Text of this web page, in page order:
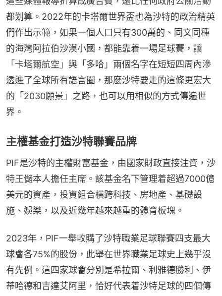
都划算。2022年的卡塔爾世界盃也為沙特的政治精英
們作出示範，如果一個人口只有300萬的、同文同種
的海灣阿拉伯沙漠小國，都能靠着一場足球賽，讓
「卡塔爾航空」與「多哈」兩個名字在短短四周內滲
透進了全球所有語言圈，那麼沙特要走的這條更宏大
的「2030願景」之路，也可以用相似的方式傳遍世
界。
主權基金打造沙特聯賽品牌
PIF是沙特的主權財富基金，由國家財政直接注資，沙
特王儲本人擔任主席。該基金名下管理着超過7000億
美元的資產，投資組合橫跨科技、房地產、基礎設
施、娛樂，以及近幾年越來越重的體育板塊。
2023年，PIF一舉收購了沙特職業足球聯賽四支最大
球會各75%的股份，此舉在世界職業足球史上幾乎沒
有先例。這四家球會分別是希拉爾、利雅德勝利、伊
蒂哈德和吉達艾阿里，恰好代表着沙特足球的四個傳